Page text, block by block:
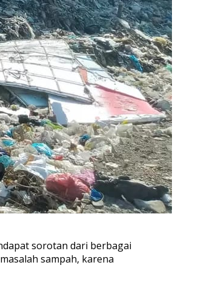
sorotan dari berbagai
sampah, karena